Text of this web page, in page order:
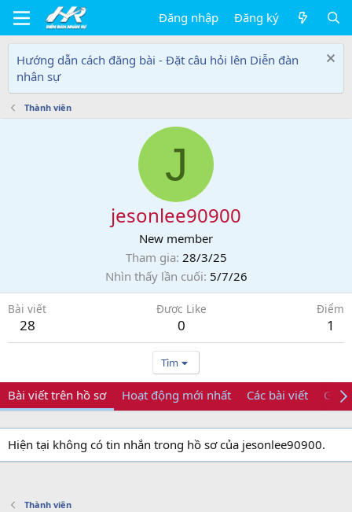
Đăng nhập Đăng ký
Hướng dẫn cách đăng bài - Đặt câu hỏi lên Diễn đàn
nhân sự
Thành viên
J
jesonlee90900
New member
Tham gia 28/3/25
Nhìn thấy lần cuối 5/7/26
Bài viết
28
Được Like
0
Điểm
1
Tìm
Bài viết trên hồ sơ Hoạt động mới nhất Các bài viết Giới
Hiện tại không có tin nhắn trong hồ sơ của jesonlee90900.
Thành viên